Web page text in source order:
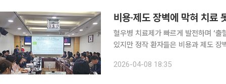
비용·제도 장벽에 막혀 치료
혈우병 치료제가 빠르게 발전하며 ‘
있지만 정작 환자들은 비용과 제도 장
도 개선 정책 토론회’에서 전문가들은
2026-04-08 18:35